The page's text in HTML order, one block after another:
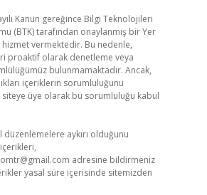
Kanun gereğince Bilgi Teknolojileri
(BTK) tarafından onaylanmış bir Yer
hizmet vermektedir. Bu nedenle,
proaktif olarak denetleme veya
bulunmamaktadır. Ancak,
içeriklerin sorumluluğunu
siteye üye olarak bu sorumluluğu kabul
düzenlemelere aykırı olduğunu
adresine bildirmeniz
yasal süre içerisinde sitemizden